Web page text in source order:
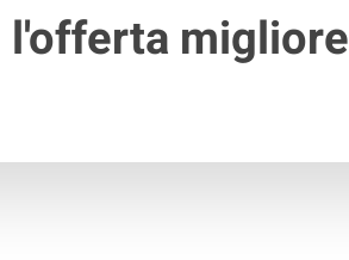
l'offerta migliore